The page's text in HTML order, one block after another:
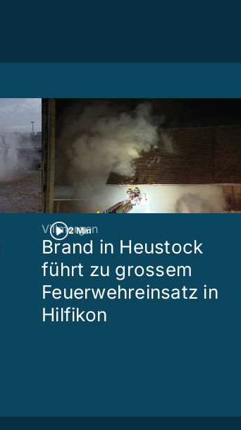
2 Min
Villmergen
Brand in Heustock
führt zu grossem
Feuerwehreinsatz in
Hilfikon